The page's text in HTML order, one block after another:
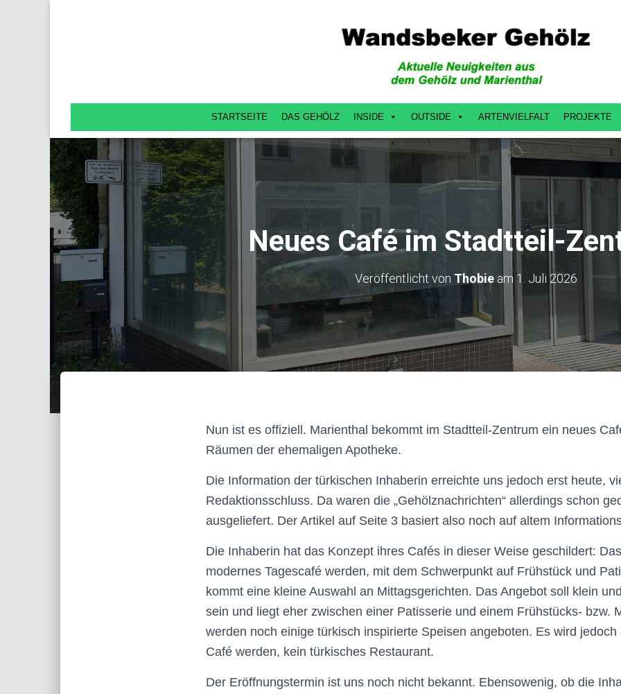
STARTSEITE DAS GEHÖLZ INSIDE OUTSIDE ARTENVIELFALT PROJEKTE
Neues Café im Stadtteil-
Veröffentlicht von Thobieam1. Juli 2026
Nun ist es offiziell. Marienthal bekommt im Stadtteil-Zentrum ein neues
Räumen der ehemaligen Apotheke.
Die Information der türkischen Inhaberin erreichte uns jedoch erst heute,
Redaktionsschluss. Da waren die „Gehölznachrichten“ allerdings schon
ausgeliefert. Der Artikel auf Seite 3 basiert also noch auf altem
Die Inhaberin hat das Konzept ihres Cafés in dieser Weise geschildert:
modernes Tagescafé werden, mit dem Schwerpunkt auf Frühstück und
kommt eine kleine Auswahl an Mittagsgerichten. Das Angebot soll klein
sein und liegt eher zwischen einer Patisserie und einem Frühstücks- bzw.
werden noch einige türkisch inspirierte Speisen angeboten. Es wird
Café werden, kein türkisches Restaurant.
Der Eröffnungstermin ist uns noch nicht bekannt. Ebensowenig, ob die